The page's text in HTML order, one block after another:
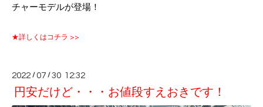
チャーモデルが登場！
★詳しくはコチラ >>
2022 /07 /30 12:32
円安だけど・・・お値段すえおきです！